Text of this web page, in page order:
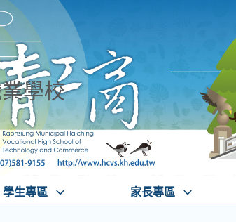
學校
學生專區 家長專區